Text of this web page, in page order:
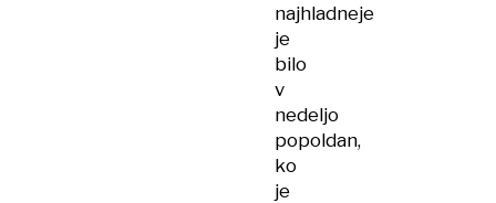
najhladneje
je
bilo
v
nedeljo
popoldan,
ko
je